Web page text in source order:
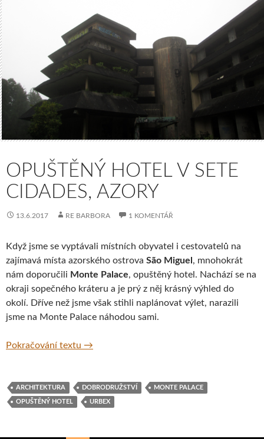
OPUŠTĚNÝ HOTEL V SETE
CIDADES, AZORY
13.6.2017 RE BARBORA 1 KOMENTÁŘ
Když jsme se vyptávali místních obyvatel i cestovatelů na
zajímavá místa azorského ostrova São Miguel , mnohokrát
nám doporučili Monte Palace, opuštěný hotel. Nachází se na
okraji sopečného kráteru a je prý z něj krásný výhled do
okolí. Dříve než jsme však stihli naplánovat výlet, narazili
jsme na Monte Palace náhodou sami.
Pokračování textu Opuštěný hotel v Sete Cidades, Azory
→
ARCHITEKTURA DOBRODRUŽSTVÍ MONTE PALACE
OPUŠTĚNÝ HOTEL URBEX